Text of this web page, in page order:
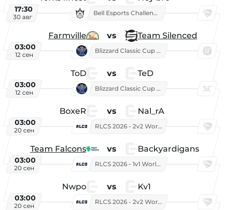
17:30
30 авг
Bell Esports Challenge 2026
Farmville vs Team Silenced
03:00
12 сен
Blizzard Classic Cup 2026
ToD vs TeD
03:00
12 сен
Blizzard Classic Cup 2026
BoxeR vs Nal_rA
03:00
20 сен
RLCS 2026 - 2v2 World Championship
Team Falcons vs Backyardigans
03:00
20 сен
RLCS 2026 - 1v1 World Championship
Nwpo vs Kv1
03:00
20 сен
RLCS 2026 - 2v2 World Championship